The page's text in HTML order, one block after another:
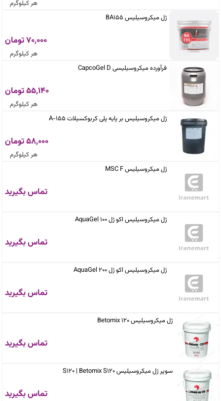
هر کیلوگرم
ژل میکروسیلیس BA155
70,000 تومان
هر کیلوگرم
فرآورده میکروسیلیسی CapcoGel D
55,140 تومان
هر کیلوگرم
ژل میکروسیلیس بر پایه پلی کربوکسیلات A-155
58,000 تومان
هر کیلوگرم
ژل میکروسیلیس MSC F
تماس بگیرید
ژل میکروسیلیس اکو ژل 100 AquaGel
تماس بگیرید
ژل میکروسیلیس اکو ژل 200 AquaGel
تماس بگیرید
ژل میکروسیلیس 120 Betomix
تماس بگیرید
سوپر ژل میکروسیلیس S120 | Betomix S120
تماس بگیرید